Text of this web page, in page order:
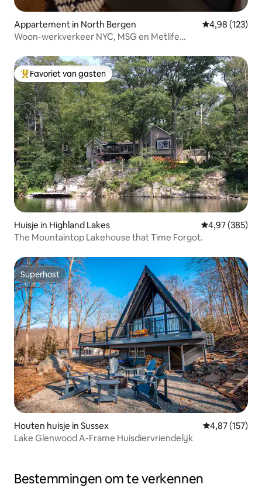
Appartement in North Bergen Gemiddelde
4,98 (123)
Woon-werkverkeer NYC, MSG en Metlife
Topfavoriet van gasten
Favoriet van gasten
Huisje in Highland Lakes Gemiddelde
4,97 (385)
The Mountaintop Lakehouse that Time Forgot.
Superhost
Superhost
Houten huisje in Sussex Gemiddelde
4,87 (157)
Lake Glenwood A-Frame Huisdiervriendelijk
Bestemmingen om te verkennen